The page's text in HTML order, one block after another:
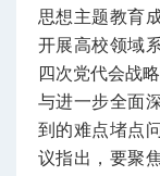
思想主题教育
开展高校领域
四次党代会战
与进一步全面
到的难点堵点
议指出，要聚